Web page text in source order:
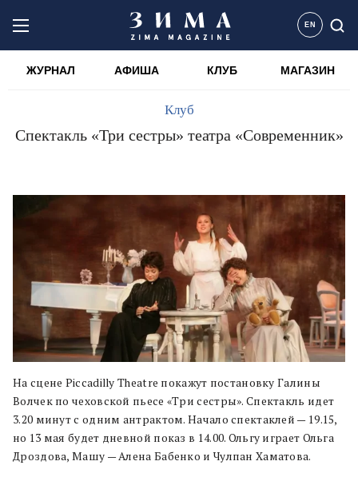
EN
ЖУРНАЛ АФИША КЛУБ МАГАЗИН
Клуб
Спектакль «Три сестры» театра «Современник»
На сцене Piccadilly Theatre покажут постановку Галины
Волчек по чеховской пьесе «Три сестры». Спектакль идет
3.20 минут с одним антрактом. Начало спектаклей — 19.15,
но 13 мая будет дневной показ в 14.00. Ольгу играет Ольга
Дроздова, Машу — Алена Бабенко и Чулпан Хаматова.